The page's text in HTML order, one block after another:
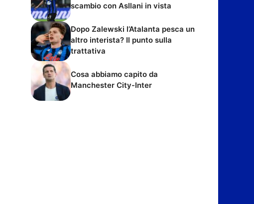
scambio con Asllani in vista
Dopo Zalewski l’Atalanta pesca un
altro interista? Il punto sulla
trattativa
Cosa abbiamo capito da
Manchester City-Inter